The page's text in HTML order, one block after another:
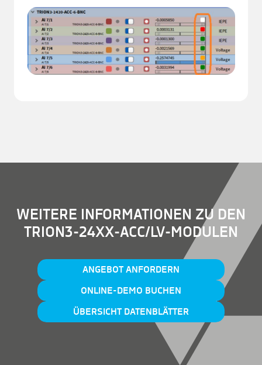
WEITERE INFORMATIONEN ZU DEN
TRION3-24XX-ACC/LV-MODULEN
ANGEBOT ANFORDERN
ONLINE-DEMO BUCHEN
ÜBERSICHT DATENBLÄTTER